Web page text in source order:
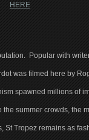
HERE
Popular with
was filmed here by
spawned millions of
summer crowds, the
Tropez remains as